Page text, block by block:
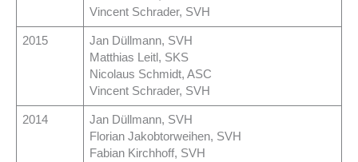
Vincent Schrader, SVH
2015
Jan Düllmann, SVH
Matthias Leitl, SKS
Nicolaus Schmidt, ASC
Vincent Schrader, SVH
2014
Jan Düllmann, SVH
Florian Jakobtorweihen, SVH
Fabian Kirchhoff, SVH